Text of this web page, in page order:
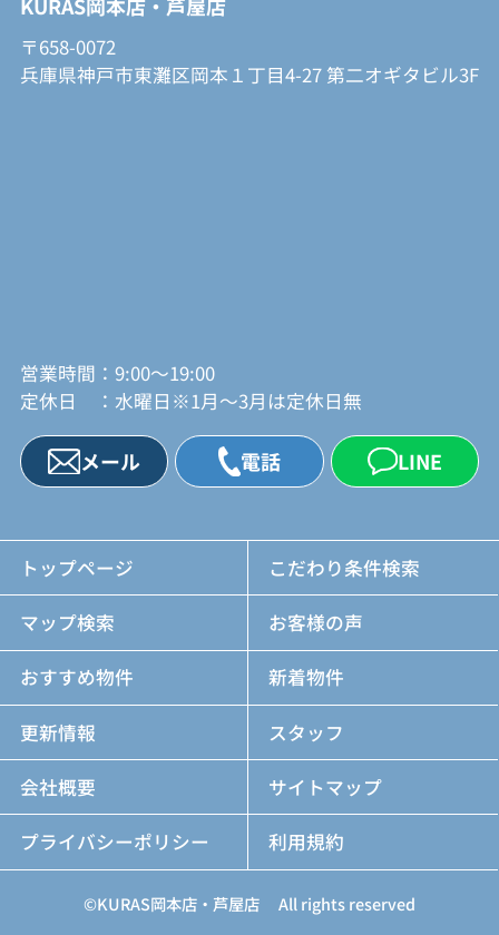
KURAS岡本店・芦屋店
〒658-0072
兵庫県神戸市東灘区岡本１丁目4-27 第二オギタビル3F
営業時間：9:00～19:00
定休日 ：水曜日※1月～3月は定休日無
メール 電話 LINE
トップページ こだわり条件検索
マップ検索 お客様の声
おすすめ物件 新着物件
更新情報 スタッフ
会社概要 サイトマップ
プライバシーポリシー 利用規約
©KURAS岡本店・芦屋店 All rights reserved